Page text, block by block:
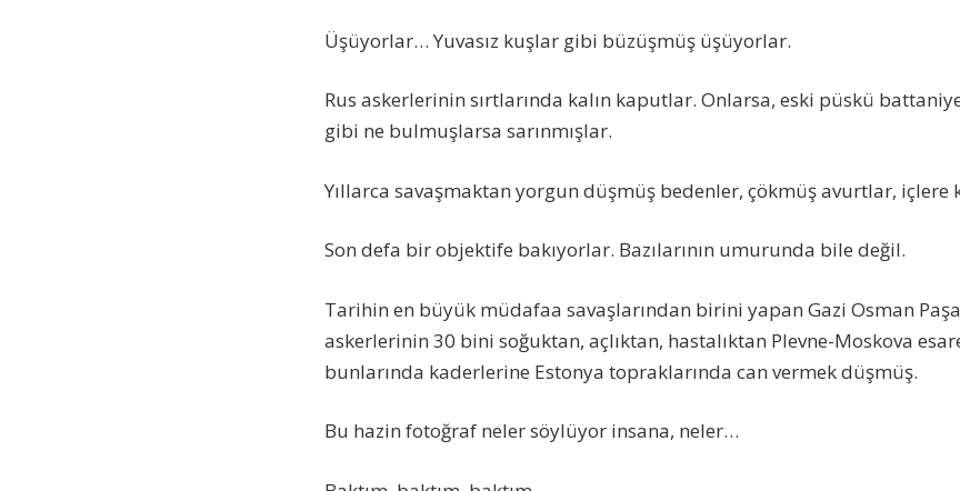
Üşüyorlar… Yuvasız kuşlar gibi büzüşmüş üşüyorlar.
Rus askerlerinin sırtlarında kalın kaputlar. Onlarsa, eski püskü
gibi ne bulmuşlarsa sarınmışlar.
Yıllarca savaşmaktan yorgun düşmüş bedenler, çökmüş avurtlar, içlere
Son defa bir objektife bakıyorlar. Bazılarının umurunda bile değil.
Tarihin en büyük müdafaa savaşlarından birini yapan Gazi Osman
askerlerinin 30 bini soğuktan, açlıktan, hastalıktan Plevne-Moskova
bunlarında kaderlerine Estonya topraklarında can vermek düşmüş.
Bu hazin fotoğraf neler söylüyor insana, neler…